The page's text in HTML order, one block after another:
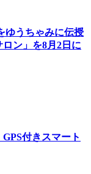
ゆうちゃみに伝授
ン」を8月2日に
付きスマート